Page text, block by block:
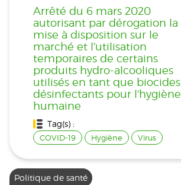
Arrêté du 6 mars 2020
autorisant par dérogation la
mise à disposition sur le
marché et l'utilisation
temporaires de certains
produits hydro-alcooliques
utilisés en tant que biocides
désinfectants pour l'hygiène
humaine
Tag(s) :
COVID-19 Hygiène Virus
Politique de santé